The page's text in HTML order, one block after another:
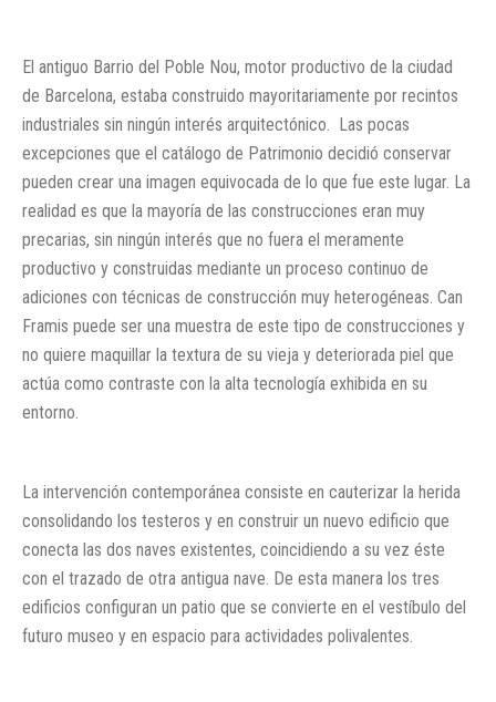
El antiguo Barrio del Poble Nou, motor productivo de la ciudad
de Barcelona, estaba construido mayoritariamente por recintos
industriales sin ningún interés arquitectónico. Las pocas
excepciones que el catálogo de Patrimonio decidió conservar
pueden crear una imagen equivocada de lo que fue este lugar. La
realidad es que la mayoría de las construcciones eran muy
precarias, sin ningún interés que no fuera el meramente
productivo y construidas mediante un proceso continuo de
adiciones con técnicas de construcción muy heterogéneas. Can
Framis puede ser una muestra de este tipo de construcciones y
no quiere maquillar la textura de su vieja y deteriorada piel que
actúa como contraste con la alta tecnología exhibida en su
entorno.
La intervención contemporánea consiste en cauterizar la herida
consolidando los testeros y en construir un nuevo edificio que
conecta las dos naves existentes, coincidiendo a su vez éste
con el trazado de otra antigua nave. De esta manera los tres
edificios configuran un patio que se convierte en el vestíbulo del
futuro museo y en espacio para actividades polivalentes.